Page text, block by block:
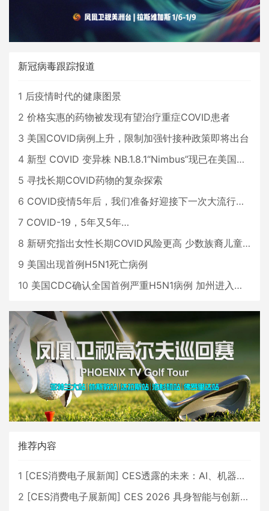
新冠病毒跟踪报道
1 后疫情时代的健康图景
2 价格实惠的药物被发现有望治疗重症COVID患者
3 美国COVID病例上升，限制加强针接种政策即将出台
4 新型 COVID 变异株 NB.1.8.1“Nimbus”现已在美国占据主导地位
5 寻找长期COVID药物的复杂探索
6 COVID疫情5年后，我们准备好迎接下一次大流行了吗？
7 COVID-19，5年又5年…
8 新研究指出女性长期COVID风险更高 少数族裔儿童存在差异
9 美国出现首例H5N1死亡病例
10 美国CDC确认全国首例严重H5N1病例 加州进入紧急状态
推荐内容
1 [CES消费电子展新闻] CES透露的未来：AI、机器人与智能生活大爆发
2 [CES消费电子展新闻] CES 2026 具身智能与创新领域 中国公司大放异彩